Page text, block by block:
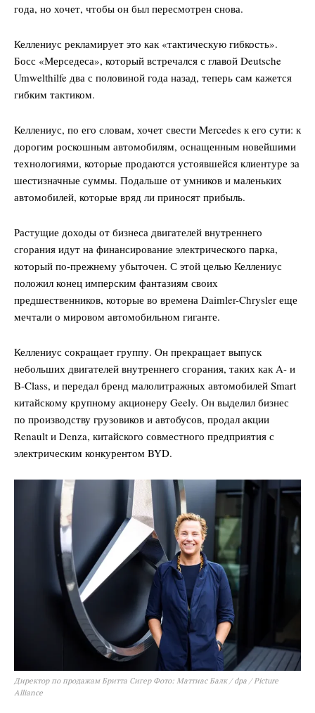
года, но хочет, чтобы он был пересмотрен снова.
Келлениус рекламирует это как «тактическую гибкость».
Босс «Мерседеса», который встречался с главой Deutsche
Umwelthilfe два с половиной года назад, теперь сам кажется
гибким тактиком.
Келлениус, по его словам, хочет свести Mercedes к его сути: к
дорогим роскошным автомобилям, оснащенным новейшими
технологиями, которые продаются устоявшейся клиентуре за
шестизначные суммы. Подальше от умников и маленьких
автомобилей, которые вряд ли приносят прибыль.
Растущие доходы от бизнеса двигателей внутреннего
сгорания идут на финансирование электрического парка,
который по-прежнему убыточен. С этой целью Келлениус
положил конец имперским фантазиям своих
предшественников, которые во времена Daimler-Chrysler еще
мечтали о мировом автомобильном гиганте.
Келлениус сокращает группу. Он прекращает выпуск
небольших двигателей внутреннего сгорания, таких как A- и
B-Class, и передал бренд малолитражных автомобилей Smart
китайскому крупному акционеру Geely. Он выделил бизнес
по производству грузовиков и автобусов, продал акции
Renault и Denza, китайского совместного предприятия с
электрическим конкурентом BYD.
Директор по продажам Бритта Сигер Фото: Маттиас Балк / dpa / Picture
Alliance